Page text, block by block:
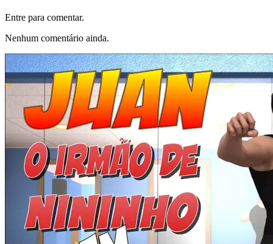
Entre para comentar.
Nenhum comentário ainda.